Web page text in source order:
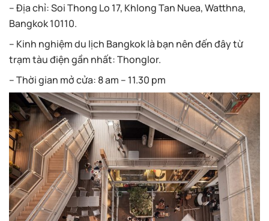
– Địa chỉ: Soi Thong Lo 17, Khlong Tan Nuea, Watthna,
Bangkok 10110.
– Kinh nghiệm du lịch Bangkok là bạn nên đến đây từ
trạm tàu điện gần nhất: Thonglor.
– Thời gian mở cửa: 8 am – 11.30 pm